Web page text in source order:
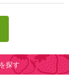
探す